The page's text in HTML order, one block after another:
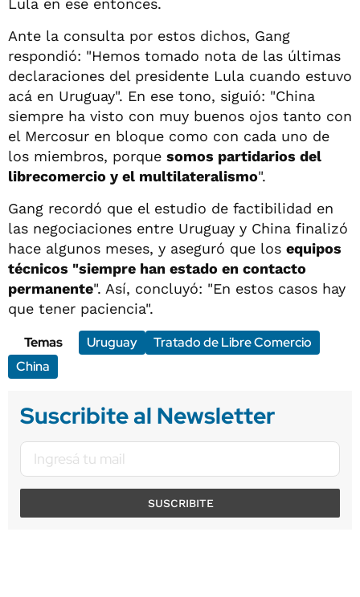
Ante la consulta por estos dichos, Gang
respondió: "Hemos tomado nota de las últimas
declaraciones del presidente Lula cuando estuvo
acá en Uruguay". En ese tono, siguió: "China
siempre ha visto con muy buenos ojos tanto con
el Mercosur en bloque como con cada uno de
los miembros, porque somos partidarios del
librecomercio y el multilateralismo".
Gang recordó que el estudio de factibilidad en
las negociaciones entre Uruguay y China finalizó
hace algunos meses, y aseguró que los equipos
técnicos "siempre han estado en contacto
permanente". Así, concluyó: "En estos casos hay
que tener paciencia".
Temas
Uruguay
Tratado de Libre Comercio
China
Suscribite al Newsletter
SUSCRIBITE